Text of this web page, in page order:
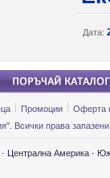
Дата:
Промоции
Оферта
Всички права
· Централна Америка ·